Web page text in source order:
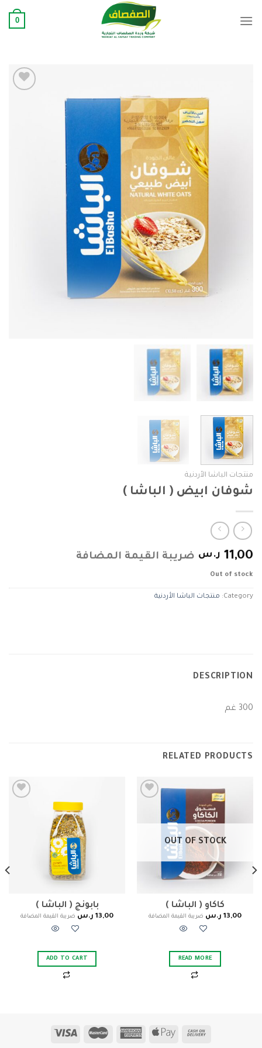
0
منتجات الباشا الأردنية
شوفان ابيض ( الباشا )
11,00 ر.س ضريبة القيمة المضافة
Out of stock
Category: منتجات الباشا الأردنية
DESCRIPTION
300 غم
RELATED PRODUCTS
OUT OF STOCK
كاكاو ( الباشا )
13,00 ر.س ضريبة القيمة المضافة
READ MORE
بابونج ( الباشا )
13,00 ر.س ضريبة القيمة المضافة
ADD TO CART